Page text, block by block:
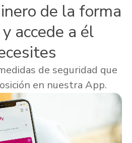
de la forma
accede a él
de seguridad que
en nuestra App.